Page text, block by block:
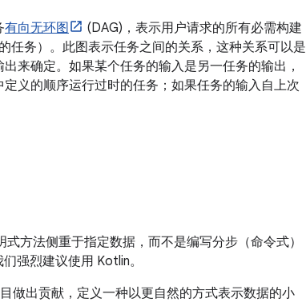
有向无环图
(DAG)，表示用户请求的所有必需构建
任务）。此图表示任务之间的关系，这种关系可以是
来确定。如果某个任务的输入是另一任务的输出，
义的顺序运行过时的任务；如果任务的输入自上次
方法侧重于指定数据，而不是编写分步（命令式）
强烈建议使用 Kotlin。
做出贡献，定义一种以更自然的方式表示数据的小